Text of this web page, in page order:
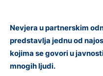
Nevjera u partnerskim
predstavlja jednu od
kojima se govori u
mnogih ljudi.